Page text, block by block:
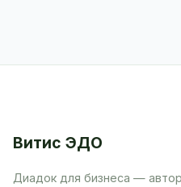
Витис ЭДО
Диадок для бизнеса —